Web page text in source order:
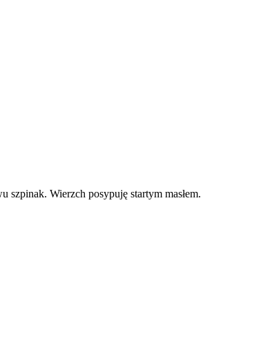
szpinak. Wierzch posypuję startym masłem.